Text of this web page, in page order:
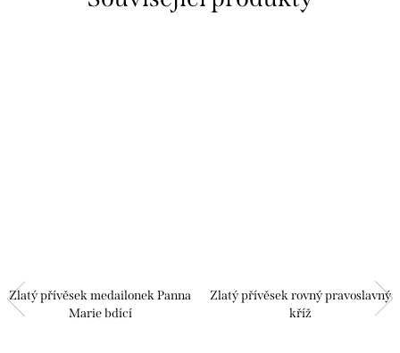
Zlatý přívěsek medailonek Panna
Marie bdící
Zlatý přívěsek rovný pravoslavný
kříž